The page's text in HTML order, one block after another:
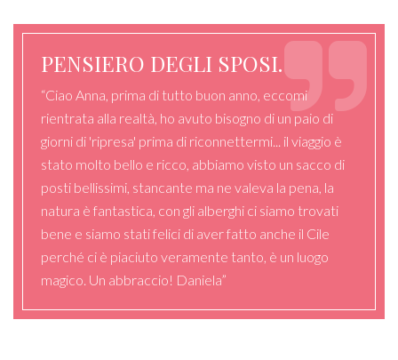
PENSIERO DEGLI SPOSI.
“Ciao Anna, prima di tutto buon anno, eccomi
rientrata alla realtà, ho avuto bisogno di un paio di
giorni di 'ripresa' prima di riconnettermi... il viaggio è
stato molto bello e ricco, abbiamo visto un sacco di
posti bellissimi, stancante ma ne valeva la pena, la
natura è fantastica, con gli alberghi ci siamo trovati
bene e siamo stati felici di aver fatto anche il Cile
perché ci è piaciuto veramente tanto, è un luogo
magico. Un abbraccio! Daniela”